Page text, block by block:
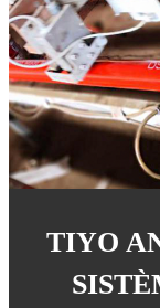
TIYO